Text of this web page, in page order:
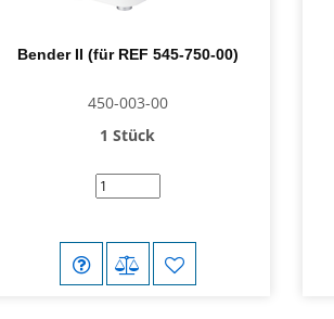
Bender II (für REF 545-750-00)
450-003-00
1 Stück